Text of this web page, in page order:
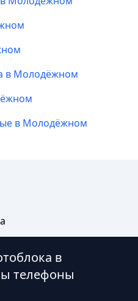
в Молодёжном
в Молодёжном
в
телефоны